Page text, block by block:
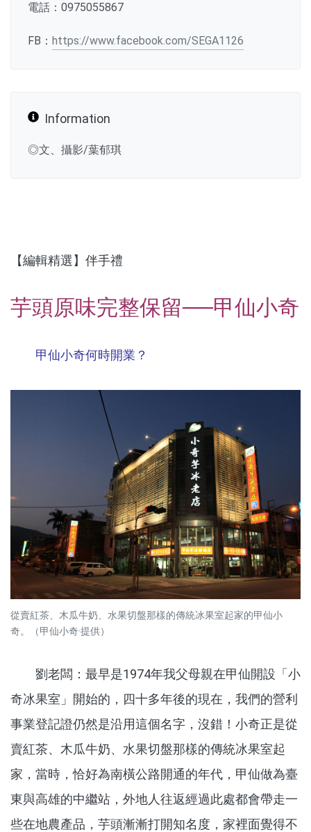
電話：0975055867
FB： https://www.facebook.com/SEGA1126
Information
◎文、攝影/葉郁琪
【編輯精選】伴手禮
芋頭原味完整保留──甲仙小奇
甲仙小奇何時開業？
從賣紅茶、木瓜牛奶、水果切盤那樣的傳統冰果室起家的甲仙小
奇。（甲仙小奇·提供）
劉老闆：最早是1974年我父母親在甲仙開設「小
奇冰果室」開始的，四十多年後的現在，我們的營利
事業登記證仍然是沿用這個名字，沒錯！小奇正是從
賣紅茶、木瓜牛奶、水果切盤那樣的傳統冰果室起
家，當時，恰好為南橫公路開通的年代，甲仙做為臺
東與高雄的中繼站，外地人往返經過此處都會帶走一
些在地農產品，芋頭漸漸打開知名度，家裡面覺得不